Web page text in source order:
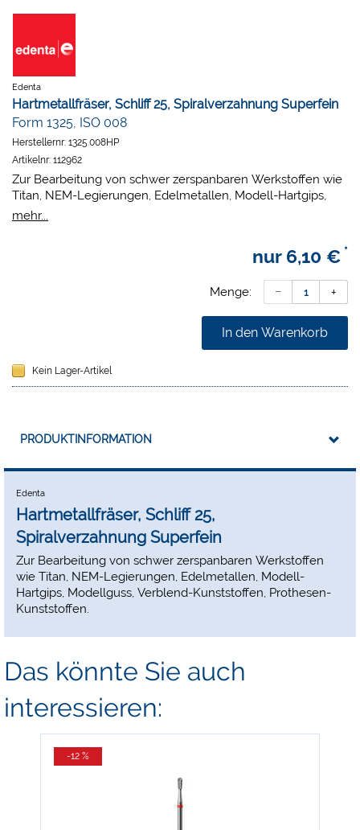
Edenta
Hartmetallfräser, Schliff 25, Spiralverzahnung Superfein
Form 1325, ISO 008
Herstellernr: 1325.008HP
Artikelnr: 112962
Zur Bearbeitung von schwer zerspanbaren Werkstoffen wie
Titan, NEM-Legierungen, Edelmetallen, Modell-Hartgips,
Modellguss, Verblend-Kunststoffen, Prothesen-
mehr...
nur 6,10 € *
Menge:
In den Warenkorb
Kein Lager-Artikel
PRODUKTINFORMATION
Edenta
Hartmetallfräser, Schliff 25,
Spiralverzahnung Superfein
Zur Bearbeitung von schwer zerspanbaren Werkstoffen
wie Titan, NEM-Legierungen, Edelmetallen, Modell-
Hartgips, Modellguss, Verblend-Kunststoffen, Prothesen-
Kunststoffen.
Das könnte Sie auch
interessieren:
-12 %